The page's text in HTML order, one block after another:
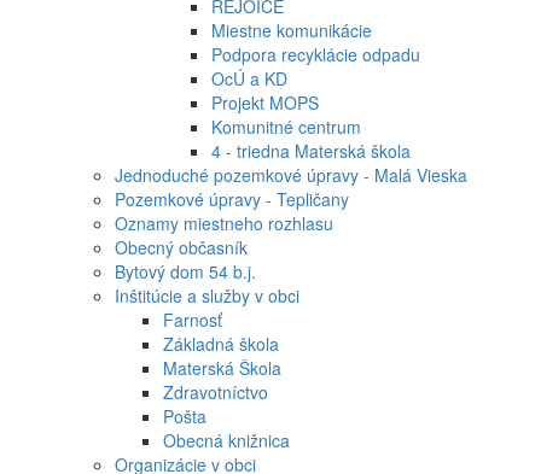
REJOICE
Miestne komunikácie
Podpora recyklácie odpadu
OcÚ a KD
Projekt MOPS
Komunitné centrum
4 - triedna Materská škola
Jednoduché pozemkové úpravy - Malá Vieska
Pozemkové úpravy - Tepličany
Oznamy miestneho rozhlasu
Obecný občasník
Bytový dom 54 b.j.
Inštitúcie a služby v obci
Farnosť
Základná škola
Materská Škola
Zdravotníctvo
Pošta
Obecná knižnica
Organizácie v obci